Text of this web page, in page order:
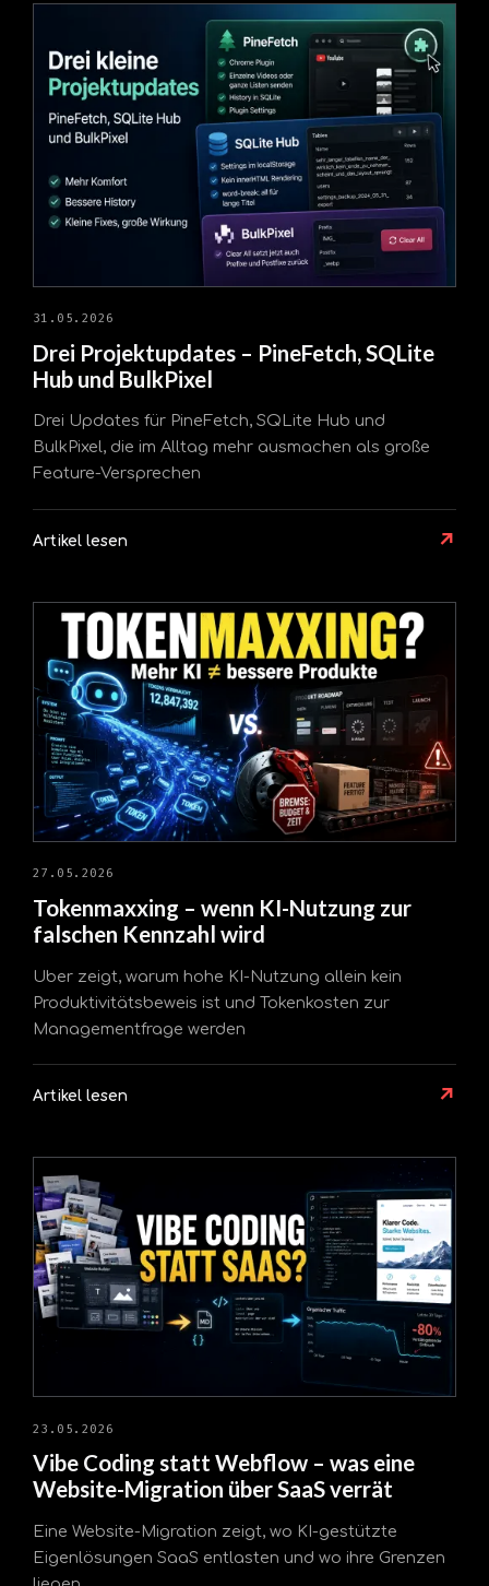
31.05.2026
Drei Projektupdates – PineFetch, SQLite
Hub und BulkPixel
Drei Updates für PineFetch, SQLite Hub und
BulkPixel, die im Alltag mehr ausmachen als große
Feature-Versprechen
Artikel lesen ↗
27.05.2026
Tokenmaxxing – wenn KI-Nutzung zur
falschen Kennzahl wird
Uber zeigt, warum hohe KI-Nutzung allein kein
Produktivitätsbeweis ist und Tokenkosten zur
Managementfrage werden
Artikel lesen ↗
23.05.2026
Vibe Coding statt Webflow – was eine
Website-Migration über SaaS verrät
Eine Website-Migration zeigt, wo KI-gestützte
Eigenlösungen SaaS entlasten und wo ihre Grenzen